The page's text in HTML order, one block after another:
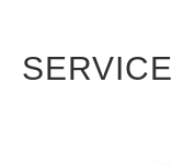
SERVICE